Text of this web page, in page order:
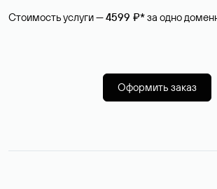
Стоимость услуги —4599 ₽*за одно
Оформить заказ